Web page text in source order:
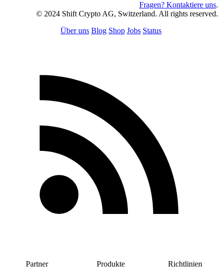
Fragen? Kontaktiere uns.
© 2024 Shift Crypto AG, Switzerland. All rights reserved.
Über uns Blog Shop Jobs Status
Partner
Produkte
Richtlinien